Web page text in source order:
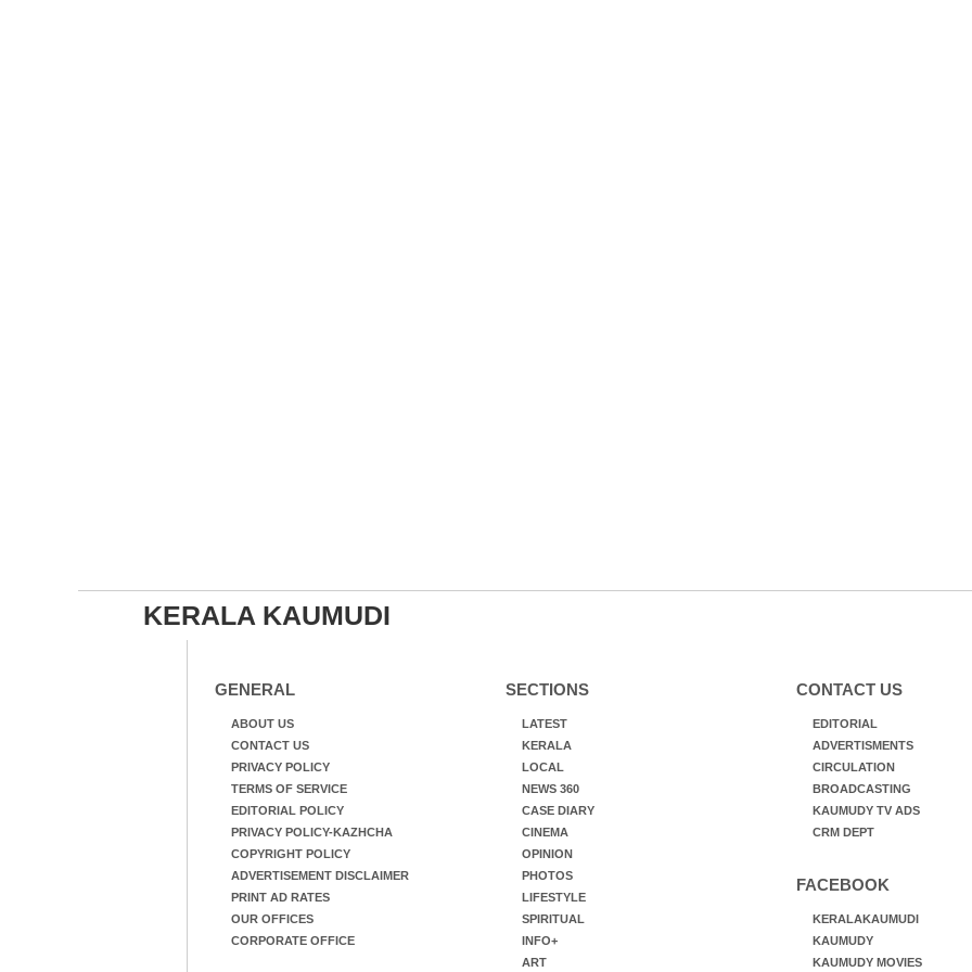
KERALA KAUMUDI
GENERAL
ABOUT US
CONTACT US
PRIVACY POLICY
TERMS OF SERVICE
EDITORIAL POLICY
PRIVACY POLICY-KAZHCHA
COPYRIGHT POLICY
ADVERTISEMENT DISCLAIMER
PRINT AD RATES
OUR OFFICES
CORPORATE OFFICE
SECTIONS
LATEST
KERALA
LOCAL
NEWS 360
CASE DIARY
CINEMA
OPINION
PHOTOS
LIFESTYLE
SPIRITUAL
INFO+
ART
CONTACT US
EDITORIAL
ADVERTISMENTS
CIRCULATION
BROADCASTING
KAUMUDY TV ADS
CRM DEPT
FACEBOOK
KERALAKAUMUDI
KAUMUDY
KAUMUDY MOVIES